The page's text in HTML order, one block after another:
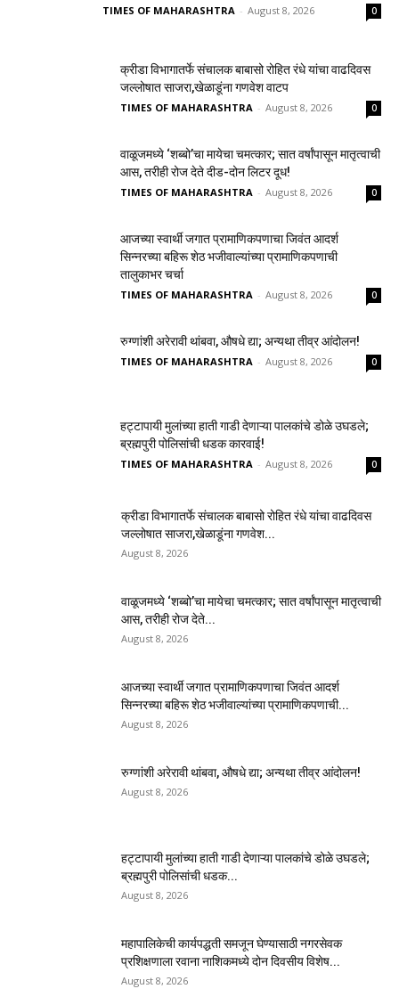
TIMES OF MAHARASHTRA - August 8, 2026 0
क्रीडा विभागातर्फे संचालक बाबासो रोहित रंधे यांचा वाढदिवस
जल्लोषात साजरा,खेळाडूंना गणवेश वाटप
TIMES OF MAHARASHTRA - August 8, 2026 0
वाळूजमध्ये ‘शब्बो’चा मायेचा चमत्कार; सात वर्षांपासून मातृत्वाची
आस, तरीही रोज देते दीड-दोन लिटर दूध!
TIMES OF MAHARASHTRA - August 8, 2026 0
आजच्या स्वार्थी जगात प्रामाणिकपणाचा जिवंत आदर्श
सिन्नरच्या बहिरू शेठ भजीवाल्यांच्या प्रामाणिकपणाची
तालुकाभर चर्चा
TIMES OF MAHARASHTRA - August 8, 2026 0
रुग्णांशी अरेरावी थांबवा, औषधे द्या; अन्यथा तीव्र आंदोलन!
TIMES OF MAHARASHTRA - August 8, 2026 0
हट्टापायी मुलांच्या हाती गाडी देणाऱ्या पालकांचे डोळे उघडले;
ब्रह्मपुरी पोलिसांची धडक कारवाई!
TIMES OF MAHARASHTRA - August 8, 2026 0
क्रीडा विभागातर्फे संचालक बाबासो रोहित रंधे यांचा वाढदिवस
जल्लोषात साजरा,खेळाडूंना गणवेश...
August 8, 2026
वाळूजमध्ये ‘शब्बो’चा मायेचा चमत्कार; सात वर्षांपासून मातृत्वाची
आस, तरीही रोज देते...
August 8, 2026
आजच्या स्वार्थी जगात प्रामाणिकपणाचा जिवंत आदर्श
सिन्नरच्या बहिरू शेठ भजीवाल्यांच्या प्रामाणिकपणाची...
August 8, 2026
रुग्णांशी अरेरावी थांबवा, औषधे द्या; अन्यथा तीव्र आंदोलन!
August 8, 2026
हट्टापायी मुलांच्या हाती गाडी देणाऱ्या पालकांचे डोळे उघडले;
ब्रह्मपुरी पोलिसांची धडक...
August 8, 2026
महापालिकेची कार्यपद्धती समजून घेण्यासाठी नगरसेवक
प्रशिक्षणाला रवाना नाशिकमध्ये दोन दिवसीय विशेष...
August 8, 2026